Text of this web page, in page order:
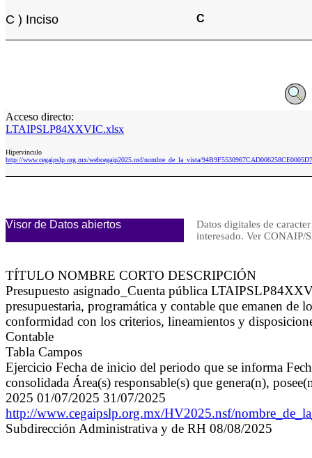
C ) Inciso C
Acceso directo:
LTAIPSLP84XXVIC.xlsx
Hipervinculo
http://www.cegaipslp.org.mx/webcegaip2025.nsf/nombre_de_la_vista/
Visor de Datos abiertos
Datos digitales de
interesado. Ver
TÍTULO NOMBRE CORTO DESCRIPCIÓN
Presupuesto asignado_Cuenta pública
presupuestaria, programática y contable que emanen de
conformidad con los criterios, lineamientos y
Contable
Tabla Campos
Ejercicio Fecha de inicio del periodo que se informa
consolidada Área(s) responsable(s) que genera(n),
2025 01/07/2025 31/07/2025
http://www.cegaipslp.org.mx/HV2025.nsf/
Subdirección Administrativa y de RH 08/08/2025